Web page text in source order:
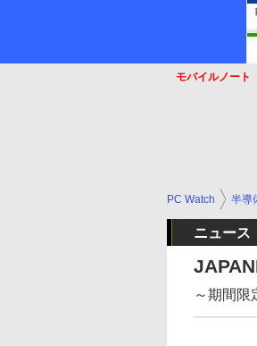
モバイルノート
PC Watch 半導
ニュース
～期間限